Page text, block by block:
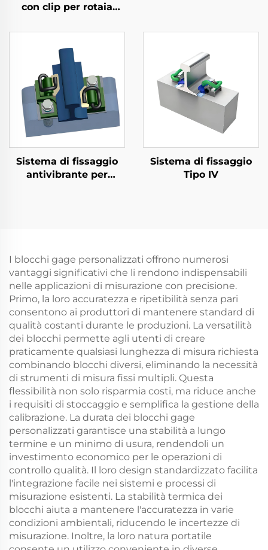
con clip per rotaia
Sistema di fissaggio
antivibrante per
Sistema di fissaggio
Tipo IV
I blocchi gage personalizzati offrono numerosi
vantaggi significativi che li rendono indispensabili
nelle applicazioni di misurazione con precisione.
Primo, la loro accuratezza e ripetibilità senza pari
consentono ai produttori di mantenere standard di
qualità costanti durante le produzioni. La versatilità
dei blocchi permette agli utenti di creare
praticamente qualsiasi lunghezza di misura richiesta
combinando blocchi diversi, eliminando la necessità
di strumenti di misura fissi multipli. Questa
flessibilità non solo risparmia costi, ma riduce anche
i requisiti di stoccaggio e semplifica la gestione della
calibrazione. La durata dei blocchi gage
personalizzati garantisce una stabilità a lungo
termine e un minimo di usura, rendendoli un
investimento economico per le operazioni di
controllo qualità. Il loro design standardizzato facilita
l'integrazione facile nei sistemi e processi di
misurazione esistenti. La stabilità termica dei
blocchi aiuta a mantenere l'accuratezza in varie
condizioni ambientali, riducendo le incertezze di
misurazione. Inoltre, la loro natura portatile